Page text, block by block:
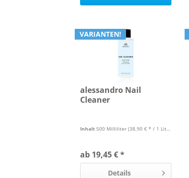
VARIANTEN!
alessandro Nail
Cleaner
Inhalt 500 Milliliter (38,90 € * / 1 Liter)
ab 19,45 € *
Details